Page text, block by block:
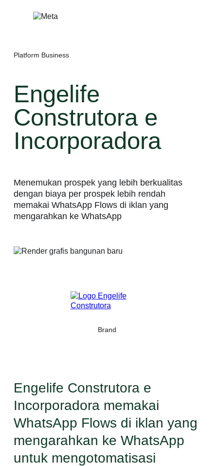
Platform Business
Engelife
Construtora e
Incorporadora
Menemukan prospek yang lebih berkualitas
dengan biaya per prospek lebih rendah
memakai WhatsApp Flows di iklan yang
mengarahkan ke WhatsApp
Brand
Engelife Construtora e
Incorporadora memakai
WhatsApp Flows di iklan yang
mengarahkan ke WhatsApp
untuk mengotomatisasi